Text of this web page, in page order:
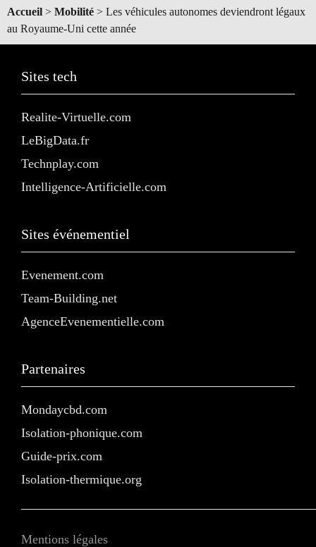
Accueil > Mobilité > Les véhicules autonomes deviendront légaux
au Royaume-Uni cette année
Sites tech
Realite-Virtuelle.com
LeBigData.fr
Technplay.com
Intelligence-Artificielle.com
Sites événementiel
Evenement.com
Team-Building.net
AgenceEvenementielle.com
Partenaires
Mondaycbd.com
Isolation-phonique.com
Guide-prix.com
Isolation-thermique.org
Mentions légales